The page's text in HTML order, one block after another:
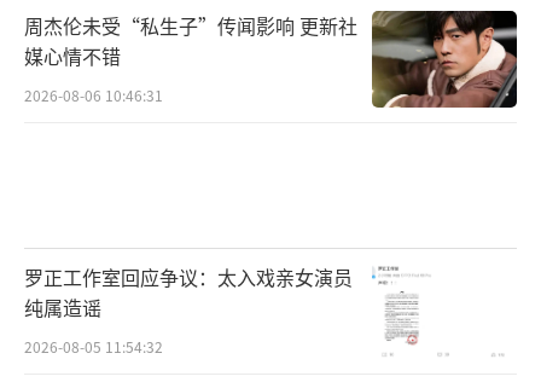
周杰伦未受“私生子”传闻影响 更新社
媒心情不错
2026-08-06 10:46:31
罗正工作室回应争议：太入戏亲女演员
纯属造谣
2026-08-05 11:54:32